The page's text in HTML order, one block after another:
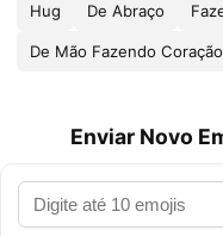
Hug De Abraço
De Mão Fazendo Coração
Enviar Novo